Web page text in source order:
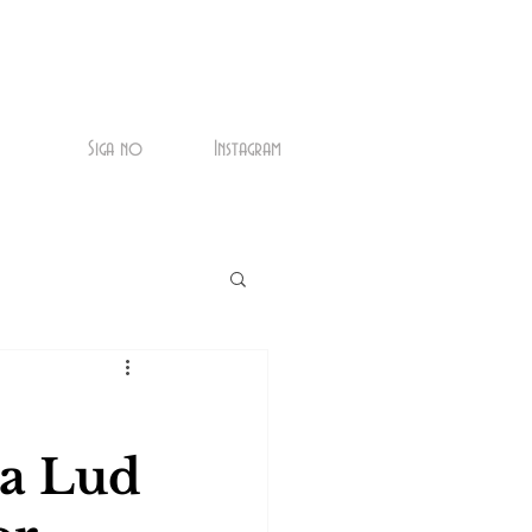
Siga no Instagram
Lud